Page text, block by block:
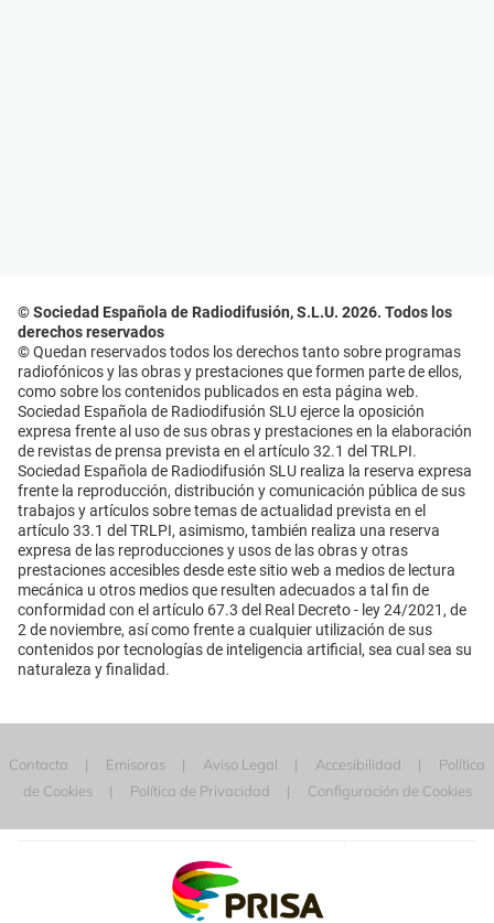
© Sociedad Española de Radiodifusión, S.L.U. 2026. Todos los
derechos reservados
© Quedan reservados todos los derechos tanto sobre programas
radiofónicos y las obras y prestaciones que formen parte de ellos,
como sobre los contenidos publicados en esta página web.
Sociedad Española de Radiodifusión SLU ejerce la oposición
expresa frente al uso de sus obras y prestaciones en la elaboración
de revistas de prensa prevista en el artículo 32.1 del TRLPI.
Sociedad Española de Radiodifusión SLU realiza la reserva expresa
frente la reproducción, distribución y comunicación pública de sus
trabajos y artículos sobre temas de actualidad prevista en el
artículo 33.1 del TRLPI, asimismo, también realiza una reserva
expresa de las reproducciones y usos de las obras y otras
prestaciones accesibles desde este sitio web a medios de lectura
mecánica u otros medios que resulten adecuados a tal fin de
conformidad con el artículo 67.3 del Real Decreto - ley 24/2021, de
2 de noviembre, así como frente a cualquier utilización de sus
contenidos por tecnologías de inteligencia artificial, sea cual sea su
naturaleza y finalidad.
Contacta Emisoras Aviso Legal Accesibilidad
Política
de Cookies
Política de Privacidad Configuración de Cookies